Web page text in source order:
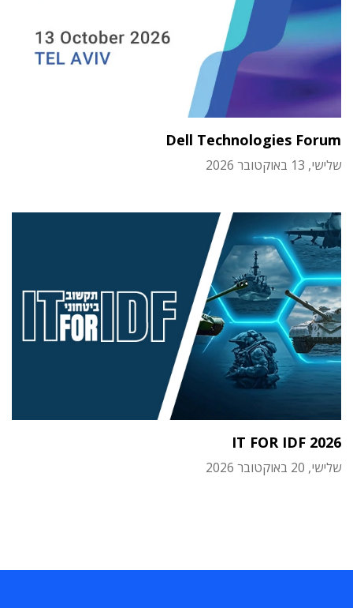
Dell Technologies Forum
שלישי, 13 באוקטובר 2026
IT FOR IDF 2026
שלישי, 20 באוקטובר 2026